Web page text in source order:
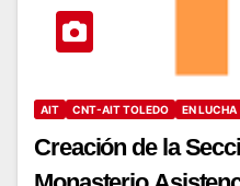
AIT CNT-AIT TOLEDO EN LUCHA
Creación de la